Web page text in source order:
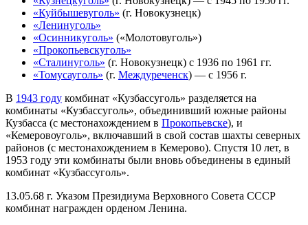
«Куйбышевуголь» (г. Новокузнецк)
«Ленинуголь»
«Осинникуголь» («Молотовуголь»)
«Прокопьевскуголь»
«Сталинуголь» (г. Новокузнецк) с 1936 по 1961 гг.
«Томусауголь» (г. Междуреченск) — с 1956 г.
В 1943 году комбинат «Кузбассуголь» разделяется на
комбинаты «Кузбассуголь», объединивший южные районы
Кузбасса (с местонахождением в Прокопьевске), и
«Кемеровоуголь», включавший в свой состав шахты северных
районов (с местонахождением в Кемерово). Спустя 10 лет, в
1953 году эти комбинаты были вновь объединены в единый
комбинат «Кузбассуголь».
13.05.68 г. Указом Президиума Верховного Совета СССР
комбинат награжден орденом Ленина.